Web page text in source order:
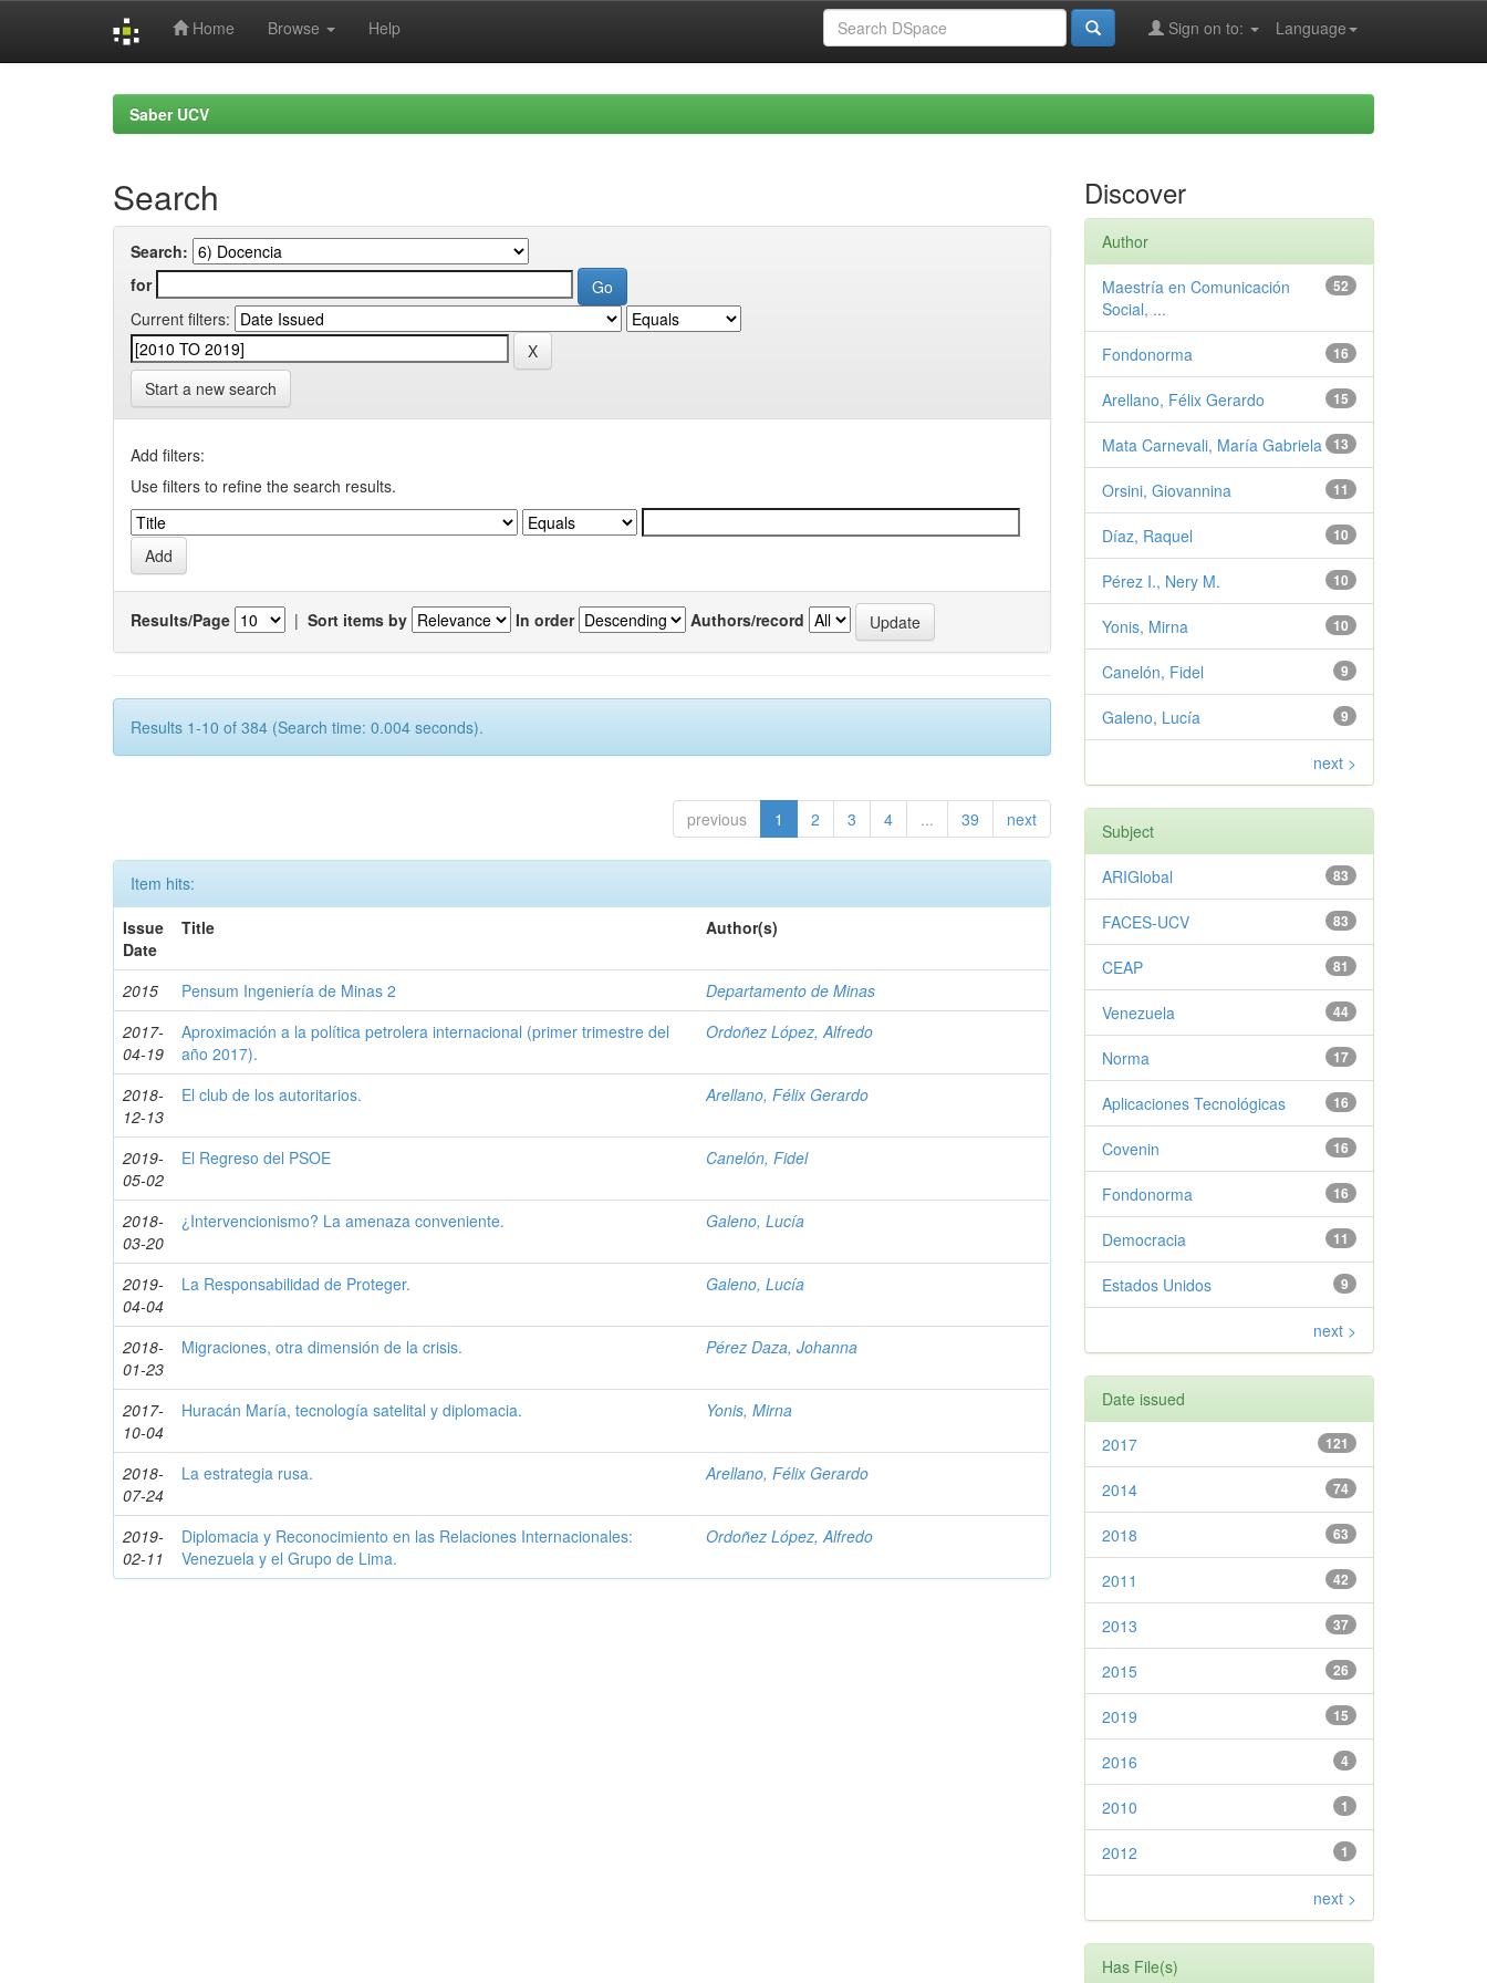
Home Browse Help Language
Sign on to:
Saber UCV
Search
Search:
for
Current filters:
Start a new search
Add filters:
Use filters to refine the search results.
Results/Page | Sort items by In order Authors/record
Results 1-10 of 384 (Search time: 0.004 seconds).
previous 1 2 3 4 ... 39 next
Item hits:
Issue
Date
Title Author(s)
2015 Pensum Ingeniería de Minas 2
Departamento de Minas
2017-
04-19
Aproximación a la política petrolera internacional (primer trimestre del
año 2017).
Ordoñez López, Alfredo
2018-
12-13
El club de los autoritarios. Arellano, Félix Gerardo
2019-
05-02
El Regreso del PSOE Canelón, Fidel
2018-
03-20
¿Intervencionismo? La amenaza conveniente. Galeno, Lucía
2019-
04-04
La Responsabilidad de Proteger. Galeno, Lucía
2018-
01-23
Migraciones, otra dimensión de la crisis. Pérez Daza, Johanna
2017-
10-04
Huracán María, tecnología satelital y diplomacia. Yonis, Mirna
2018-
07-24
La estrategia rusa. Arellano, Félix Gerardo
2019-
02-11
Diplomacia y Reconocimiento en las Relaciones Internacionales:
Venezuela y el Grupo de Lima.
Ordoñez López, Alfredo
Discover
Author
52
Maestría en Comunicación
Social, ...
16
Fondonorma
15
Arellano, Félix Gerardo
13
Mata Carnevali, María Gabriela
11
Orsini, Giovannina
10
Díaz, Raquel
10
Pérez I., Nery M.
10
Yonis, Mirna
9
Canelón, Fidel
9
Galeno, Lucía
next >
Subject
83
ARIGlobal
83
FACES-UCV
81
CEAP
44
Venezuela
17
Norma
16
Aplicaciones Tecnológicas
16
Covenin
16
Fondonorma
11
Democracia
9
Estados Unidos
next >
Date issued
121
2017
74
2014
63
2018
42
2011
37
2013
26
2015
15
2019
4
2016
1
2010
1
2012
next >
Has File(s)